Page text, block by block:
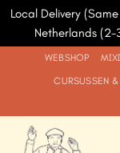
Local Delivery
Netherlands (2-
WEBSHOP
CURSUSSEN